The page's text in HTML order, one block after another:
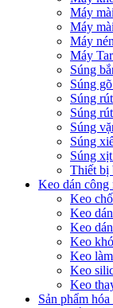
Máy
Máy
Máy
Máy
Súng
Súng
Súng
Súng
Súng
Súng
Súng
Thiết bị
Keo dán công
Keo
Keo
Keo
Keo
Keo
Keo
Keo
Sản phẩm hóa